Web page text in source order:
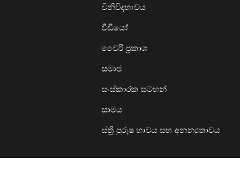
විනිවිදභාවය
වීඩියෝ
වෛරී ප්‍රකාශ
සමාජ
සංස්කාරක සටහන්
සාමය
ස්ත්‍රී පුරුෂ භාවය සහ අනන්‍යතාවය